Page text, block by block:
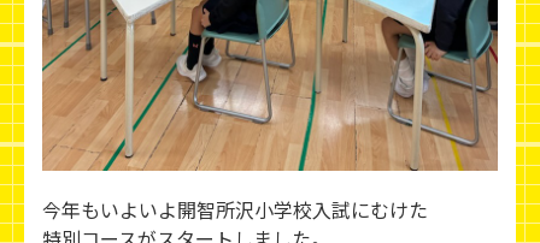
今年もいよいよ開智所沢小学校入試にむけた